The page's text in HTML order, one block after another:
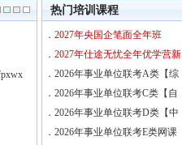
热门培训课程
． 2027年央国企笔面全年班
． 2027年仕途无忧全年优学营新
． 2026年事业单位联考A类【综
． 2026年事业单位联考C类【自
． 2026年事业单位联考D类【中
． 2026年事业单位联考E类网课